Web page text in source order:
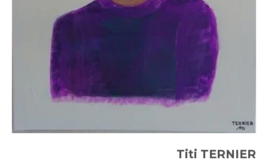
Titi TERNIER